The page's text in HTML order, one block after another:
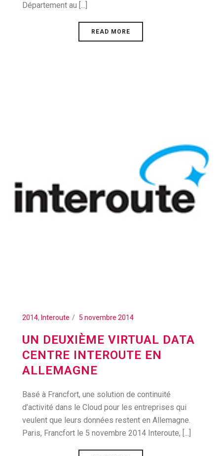
Département au [...]
READ MORE
2014, Interoute 5 novembre 2014
UN DEUXIÈME VIRTUAL DATA
CENTRE INTEROUTE EN
ALLEMAGNE
Basé à Francfort, une solution de continuité
d’activité dans le Cloud pour les entreprises qui
veulent que leurs données restent en Allemagne.
Paris, Francfort le 5 novembre 2014 Interoute, [...]